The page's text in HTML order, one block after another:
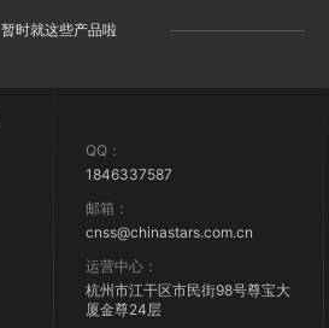
暂时就这些产品啦
QQ：
1846337587
邮箱：
cnss@chinastars.com.cn
运营中心：
杭州市江干区市民街98号尊宝大
厦金尊24层